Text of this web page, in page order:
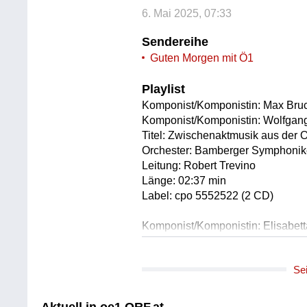
6. Mai 2025, 07:33
Sendereihe
Guten Morgen mit Ö1
Playlist
Komponist/Komponistin: Max
Komponist/Komponistin:
Titel: Zwischenaktmusik aus der
Orchester: Bamberger
Leitung: Robert Trevino
Länge: 02:37 min
Label: cpo 5552522 (2 CD)
Komponist/Komponistin:
Titel: Sonate für Klavier d-Moll,